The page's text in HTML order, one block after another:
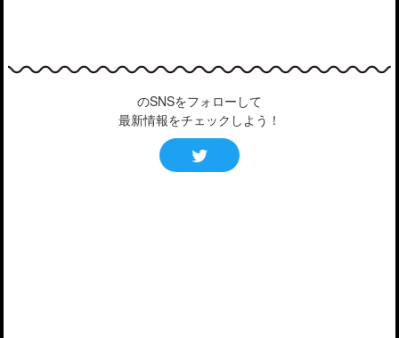
のSNSをフォローして
最新情報をチェックしよう！